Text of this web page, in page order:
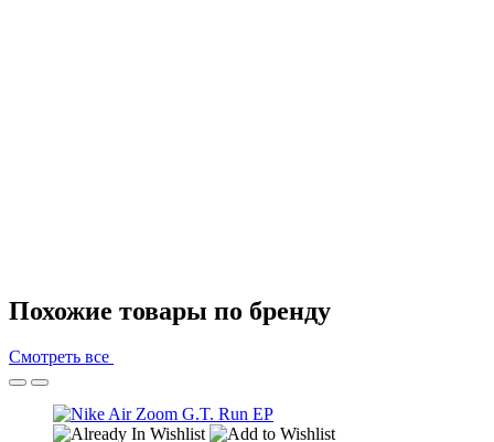
Похожие товары по бренду
Смотреть все